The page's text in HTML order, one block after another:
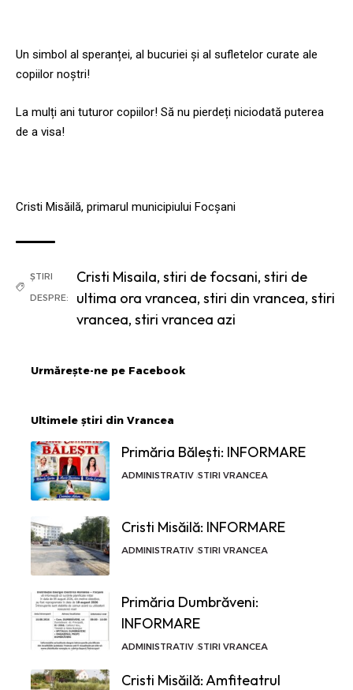
Un simbol al speranței, al bucuriei și al sufletelor curate ale
copiilor noștri!
La mulți ani tuturor copiilor! Să nu pierdeți niciodată puterea
de a visa!
Cristi Misăilă, primarul municipiului Focșani
ȘTIRI
DESPRE:
Cristi Misaila, stiri de focsani, stiri de
ultima ora vrancea, stiri din vrancea, stiri
vrancea, stiri vrancea azi
Urmărește-ne pe Facebook
Ultimele știri din Vrancea
Primăria Bălești: INFORMARE
ADMINISTRATIV STIRI VRANCEA
Cristi Misăilă: INFORMARE
ADMINISTRATIV STIRI VRANCEA
Primăria Dumbrăveni:
INFORMARE
ADMINISTRATIV STIRI VRANCEA
Cristi Misăilă: Amfiteatrul